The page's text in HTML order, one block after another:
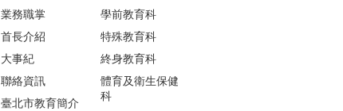
業務職掌
首長介紹
大事紀
聯絡資訊
臺北市教育簡介
學前教育科
特殊教育科
終身教育科
體育及衛生保健
科